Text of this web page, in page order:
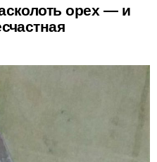
орех — и